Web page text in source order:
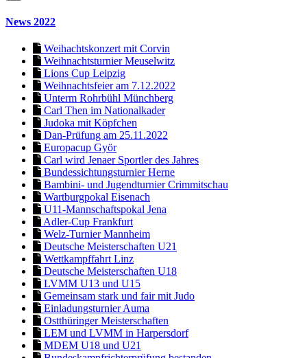
News 2022
Weihachtskonzert mit Corvin
Weihnachtsturnier Meuselwitz
Lions Cup Leipzig
Weihnachtsfeier am 7.12.2022
Unterm Rohrbühl Münchberg
Carl Then im Nationalkader
Judoka mit Köpfchen
Dan-Prüfung am 25.11.2022
Europacup Györ
Carl wird Jenaer Sportler des Jahres
Bundessichtungsturnier Herne
Bambini- und Jugendturnier Crimmitschau
Wartburgpokal Eisenach
U11-Mannschaftspokal Jena
Adler-Cup Frankfurt
Welz-Turnier Mannheim
Deutsche Meisterschaften U21
Wettkampffahrt Linz
Deutsche Meisterschaften U18
LVMM U13 und U15
Gemeinsam stark und fair mit Judo
Einladungsturnier Auma
Ostthüringer Meisterschaften
LEM und LVMM in Harpersdorf
MDEM U18 und U21